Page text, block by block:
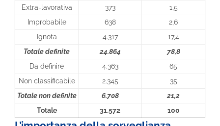
Extra-lavorativa
373
1,5
Improbabile
638
2,6
Ignota
4.317
17,4
Totale definite
24.864
78,8
Da definire
4.363
65
Non classificabile
2.345
35
Totale non definite
6.708
21,2
Totale
31.572 100